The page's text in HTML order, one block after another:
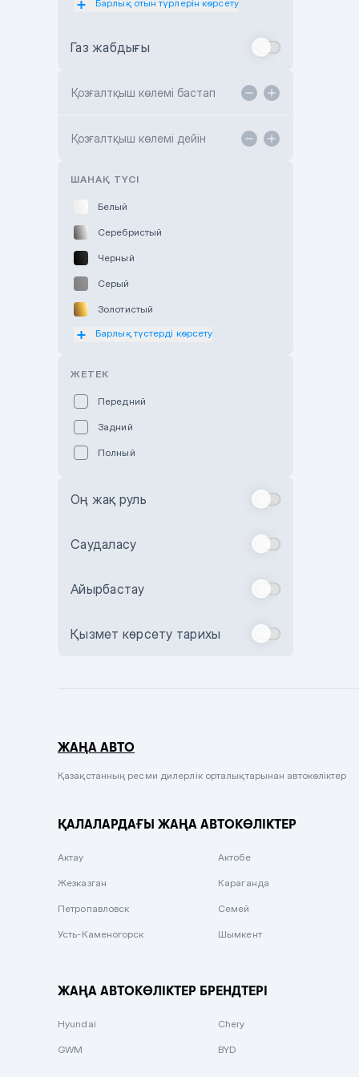
Toyota Astana
TANK Motors Karaganda
Барлық отын түрлерін көрсету
Газ жабдығы
Қозғалтқыш көлемі бастап
Қозғалтқыш көлемі дейін
ШАНАҚ ТҮСІ
Белый
Серебристый
Черный
Серый
Золотистый
Оранжевый
Зеленый
Бежевый
Комбинированный
Сиреневый металлик
Вишневый
Барлық түстерді көрсету
ЖЕТЕК
Передний
Задний
Полный
Оң жақ руль
Саудаласу
Айырбастау
Қызмет көрсету тарихы
ЖАҢА АВТО
Қазақстанның ресми дилерлік орталықтарынан автокөліктер
ҚАЛАЛАРДАҒЫ ЖАҢА АВТОКӨЛІКТЕР
Актау Актобе
Жезказган Караганда
Петропавловск Семей
Усть-Каменогорск Шымкент
ЖАҢА АВТОКӨЛІКТЕР БРЕНДТЕРІ
Hyundai Chery
GWM BYD